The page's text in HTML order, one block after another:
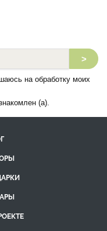
>
на обработку моих
(а).